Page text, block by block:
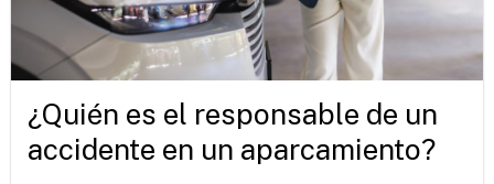
¿Quién es el responsable de un
accidente en un aparcamiento?